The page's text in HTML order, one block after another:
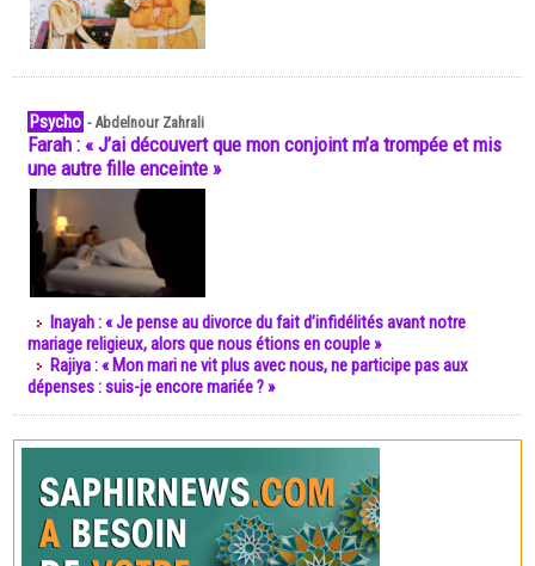
Psycho -Abdelnour Zahrali
Farah : « J’ai découvert que mon conjoint m’a trompée et mis
une autre fille enceinte »
Inayah : « Je pense au divorce du fait d’infidélités avant notre
mariage religieux, alors que nous étions en couple »
Rajiya : « Mon mari ne vit plus avec nous, ne participe pas aux
dépenses : suis-je encore mariée ? »